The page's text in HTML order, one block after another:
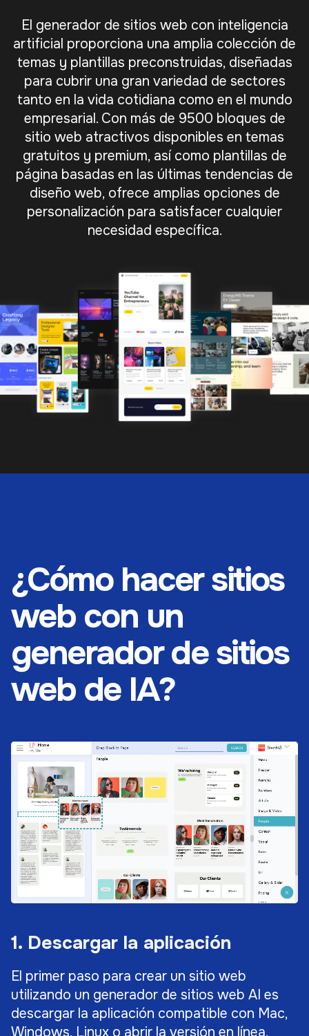
El generador de sitios web con inteligencia
artificial proporciona una amplia colección de
temas y plantillas preconstruidas, diseñadas
para cubrir una gran variedad de sectores
tanto en la vida cotidiana como en el mundo
empresarial. Con más de 9500 bloques de
sitio web atractivos disponibles en temas
gratuitos y premium, así como plantillas de
página basadas en las últimas tendencias de
diseño web, ofrece amplias opciones de
personalización para satisfacer cualquier
necesidad específica.
¿Cómo hacer sitios
web con un
generador de sitios
web de IA?
1. Descargar la aplicación
El primer paso para crear un sitio web
utilizando un generador de sitios web AI es
descargar la aplicación compatible con Mac,
Windows, Linux o abrir la versión en línea.